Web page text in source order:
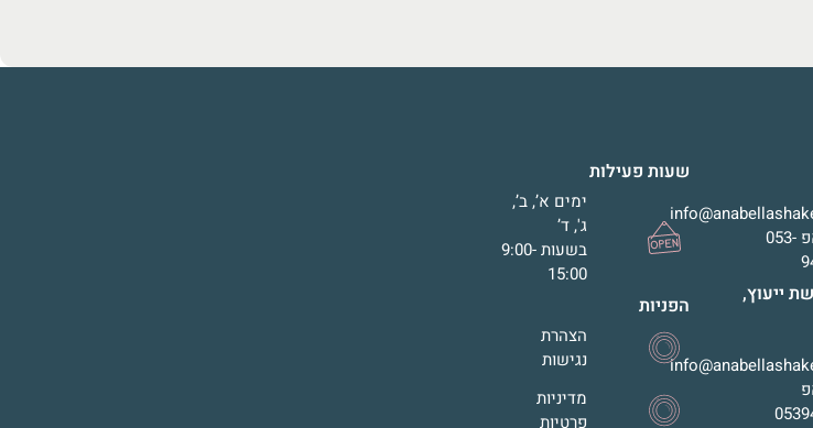
וואטסאפ 053-
ייעוץ,
שעות פעילות
ימים א’, ב’,
ג', ד’
בשעות 9:00-
15:00
הפניות
הצהרת
נגישות
מדיניות
פרטיות